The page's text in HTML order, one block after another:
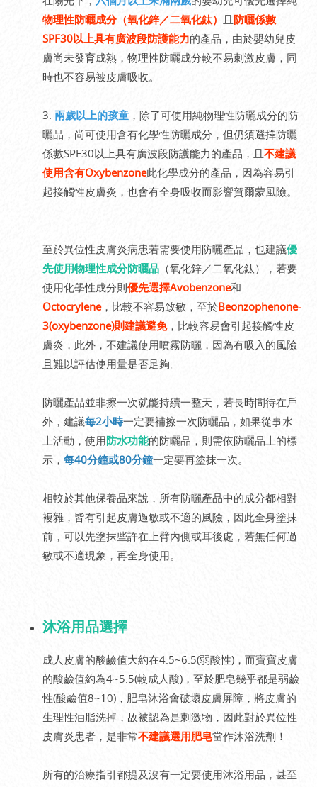
物理性防曬成分（氧化鋅／二氧化鈦） 且 防曬係數
SPF30以上具有廣波段防護能力的產品，由於嬰幼兒皮
膚尚未發育成熟，物理性防曬成分較不易刺激皮膚，同
時也不容易被皮膚吸收。
3. 兩歲以上的孩童 ，除了可使用純物理性防曬成分的防
曬品，尚可使用含有化學性防曬成分，但仍須選擇防曬
係數SPF30以上具有廣波段防護能力的產品，且不建議
使用含有Oxybenzone此化學成分的產品，因為容易引
起接觸性皮膚炎，也會有全身吸收而影響賀爾蒙風險。
至於異位性皮膚炎病患若需要使用防曬產品，也建議優
先使用物理性成分防曬品 （氧化鋅／二氧化鈦），若要
使用化學性成分則優先選擇Avobenzone和
Octocrylene，比較不容易致敏，至於Beonzophenone-
3(oxybenzone)則建議避免，比較容易會引起接觸性皮
膚炎，此外，不建議使用噴霧防曬，因為有吸入的風險
且難以評估使用量是否足夠。
防曬產品並非擦一次就能持續一整天，若長時間待在戶
外，建議每2小時一定要補擦一次防曬品，如果從事水
上活動，使用防水功能的防曬品，則需依防曬品上的標
示， 每40分鐘或80分鐘一定要再塗抹一次。
相較於其他保養品來說，所有防曬產品中的成分都相對
複雜，皆有引起皮膚過敏或不適的風險，因此全身塗抹
前，可以先塗抹些許在上臂內側或耳後處，若無任何過
敏或不適現象，再全身使用。
沐浴用品選擇
成人皮膚的酸鹼值大約在4.5~6.5(弱酸性)，而寶寶皮膚
的酸鹼值約為4~5.5(較成人酸)，至於肥皂幾乎都是弱鹼
性(酸鹼值8~10)，肥皂沐浴會破壞皮膚屏障，將皮膚的
生理性油脂洗掉，故被認為是刺激物，因此對於異位性
皮膚炎患者，是非常不建議選用肥皂當作沐浴洗劑！
所有的治療指引都提及沒有一定要使用沐浴用品，甚至